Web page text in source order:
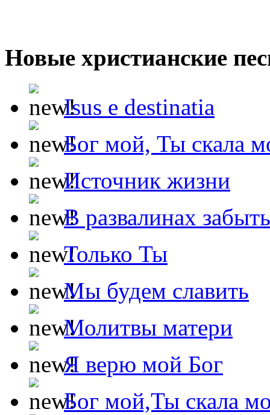
Новые христианские
Isus e destinatia
Бог мой, Ты скала
Источник жизни
В развалинах
Только Ты
Мы будем славить
Молитвы матери
Я верю мой Бог
Бог мой,Ты скала